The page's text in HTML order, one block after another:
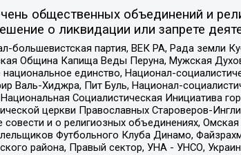
общественных объединений и
о ликвидации или запрете
большевистская партия, ВЕК РА, Рада земли
Община Капища Веды Перуна, Мужская
национальное единство, Национал-
Валь-Хиджра, Пит Буль, Национал-
Социалистическая Инициатива
церкви Православных Староверов-
совести и о религиозных объединениях,
Футбольного Клуба Динамо,
района, Правый сектор, УНА - УНСО,